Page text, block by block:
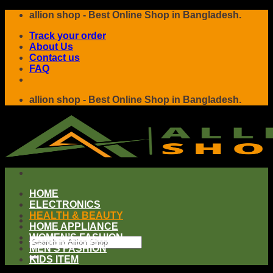
Skip
content
allion shop - Best Online Shop in Bangladesh.
Track your order
About Us
Contact us
FAQ
allion shop - Best Online Shop in Bangladesh.
Search
for:
HOME
ELECTRONICS
HEALTH & BEAUTY
HOME APPLIANCE
WOMEN’S FASHION
MEN’S FASHION
KIDS ITEM